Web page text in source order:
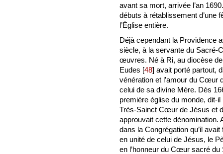
avant sa mort, arrivée l’an
débuts à rétablissement d’une
l’Église entière.
Déjà cependant la Providence
siècle, à la servante du Sacré-
œuvres. Né à Ri, au diocèse
Eudes [48] avait porté partout,
vénération et l’amour du Cœur
celui de sa divine Mère. Dès
première église du monde, dit-
Très-Sainct Cœur de Jésus et
approuvait cette dénomination.
dans la Congrégation qu’il
en unité de celui de Jésus, le
en l’honneur du Cœur sacré